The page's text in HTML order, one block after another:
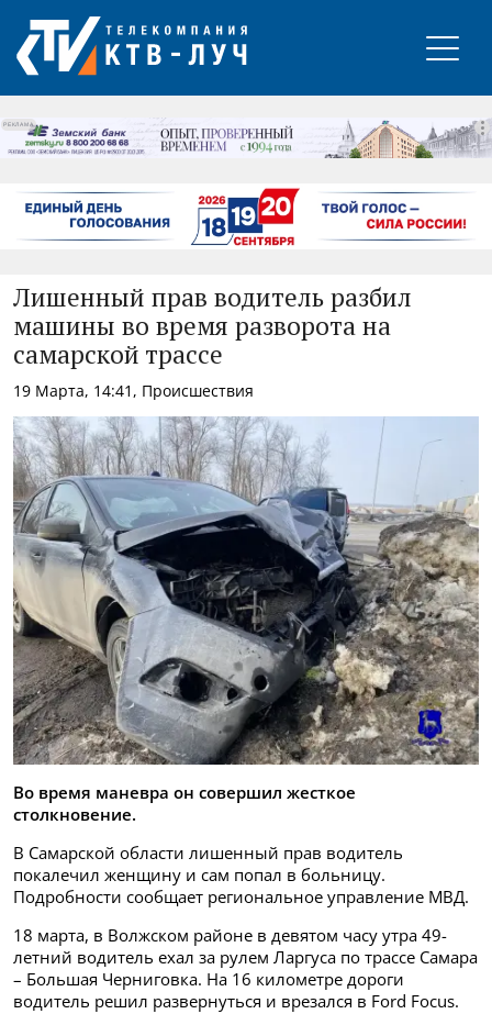
РЕКЛАМА
Лишенный прав водитель разбил
машины во время разворота на
самарской трассе
19 Марта, 14:41, Происшествия
Во время маневра он совершил жесткое
столкновение.
В Самарской области лишенный прав водитель
покалечил женщину и сам попал в больницу.
Подробности сообщает региональное управление МВД.
18 марта, в Волжском районе в девятом часу утра 49-
летний водитель ехал за рулем Ларгуса по трассе Самара
– Большая Черниговка. На 16 километре дороги
водитель решил развернуться и врезался в Ford Focus.